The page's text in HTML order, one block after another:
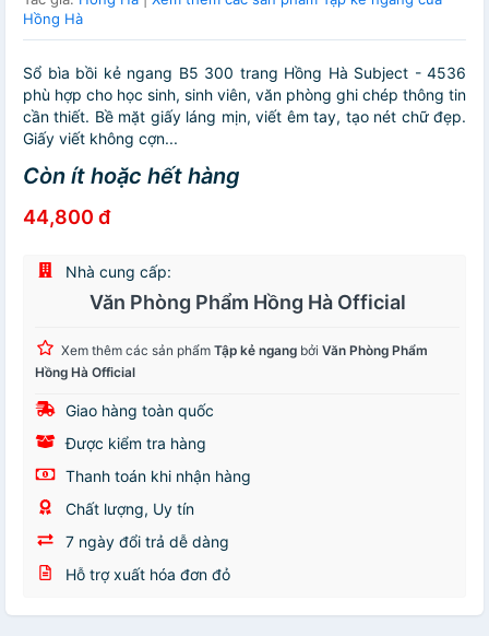
Hồng Hà
Sổ bìa bồi kẻ ngang B5 300 trang Hồng Hà Subject - 4536
phù hợp cho học sinh, sinh viên, văn phòng ghi chép thông tin
cần thiết. Bề mặt giấy láng mịn, viết êm tay, tạo nét chữ đẹp.
Giấy viết không cợn...
Còn ít hoặc hết hàng
44,800 đ
Nhà cung cấp:
Văn Phòng Phẩm Hồng Hà Official
Xem thêm các sản phẩm Tập kẻ ngang bởi Văn Phòng Phẩm
Hồng Hà Official
Giao hàng toàn quốc
Được kiểm tra hàng
Thanh toán khi nhận hàng
Chất lượng, Uy tín
7 ngày đổi trả dễ dàng
Hỗ trợ xuất hóa đơn đỏ